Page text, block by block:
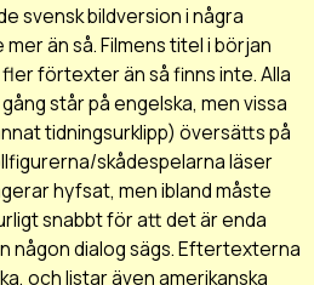
svensk bildversion i några
än så. Filmens titel i början
förtexter än så finns inte. Alla
står på engelska, men vissa
tidningsurklipp) översätts på
skådespelarna läser
hyfsat, men ibland måste
snabbt för att det är enda
någon dialog sägs. Eftertexterna
och listar även amerikanska